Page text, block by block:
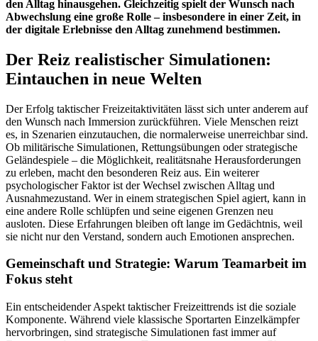
den Alltag hinausgehen. Gleichzeitig spielt der Wunsch nach
Abwechslung eine große Rolle – insbesondere in einer Zeit, in
der digitale Erlebnisse den Alltag zunehmend bestimmen.
Der Reiz realistischer Simulationen:
Eintauchen in neue Welten
Der Erfolg taktischer Freizeitaktivitäten lässt sich unter anderem auf
den Wunsch nach Immersion zurückführen. Viele Menschen reizt
es, in Szenarien einzutauchen, die normalerweise unerreichbar sind.
Ob militärische Simulationen, Rettungsübungen oder strategische
Geländespiele – die Möglichkeit, realitätsnahe Herausforderungen
zu erleben, macht den besonderen Reiz aus. Ein weiterer
psychologischer Faktor ist der Wechsel zwischen Alltag und
Ausnahmezustand. Wer in einem strategischen Spiel agiert, kann in
eine andere Rolle schlüpfen und seine eigenen Grenzen neu
ausloten. Diese Erfahrungen bleiben oft lange im Gedächtnis, weil
sie nicht nur den Verstand, sondern auch Emotionen ansprechen.
Gemeinschaft und Strategie: Warum Teamarbeit im
Fokus steht
Ein entscheidender Aspekt taktischer Freizeittrends ist die soziale
Komponente. Während viele klassische Sportarten Einzelkämpfer
hervorbringen, sind strategische Simulationen fast immer auf